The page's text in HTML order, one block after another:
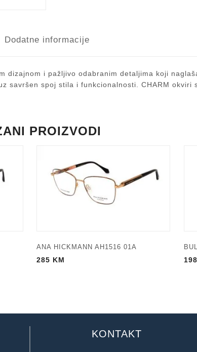
Dodatne informacije
dizajnom i pažljivo odabranim detaljima koji
savršen spoj stila i funkcionalnosti. CHARM okviri
PROIZVODI
ANA HICKMANN AH1516 01A
285 KM 198
KONTAKT